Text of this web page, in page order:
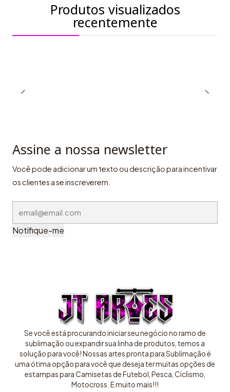
Produtos visualizados
recentemente
Assine a nossa newsletter
Você pode adicionar um texto ou descrição para incentivar
os clientes a se inscreverem.
Notifique-me
Se você está procurando iniciar seu negócio no ramo de
sublimação ou expandir sua linha de produtos, temos a
solução para você! Nossas artes pronta para Sublimação é
uma ótima opção para você que deseja ter muitas opções de
estampas para Camisetas de Futebol, Pesca, Ciclismo,
Motocross. E muito mais!!!